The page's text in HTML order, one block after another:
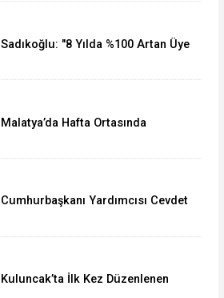
Sadıkoğlu: "8 Yılda %100 Artan Üye
Malatya’da Hafta Ortasında
Cumhurbaşkanı Yardımcısı Cevdet
Kuluncak’ta İlk Kez Düzenlenen